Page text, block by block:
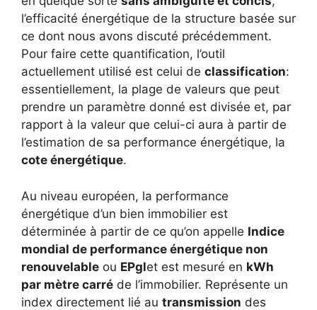
l’efficacité énergétique de la structure basée sur
ce dont nous avons discuté précédemment.
Pour faire cette quantification, l’outil
actuellement utilisé est celui de classification:
essentiellement, la plage de valeurs que peut
prendre un paramètre donné est divisée et, par
rapport à la valeur que celui-ci aura à partir de
l’estimation de sa performance énergétique, la
cote énergétique.
Au niveau européen, la performance
énergétique d’un bien immobilier est
déterminée à partir de ce qu’on appelle Indice
mondial de performance énergétique non
renouvelable ou EPglet est mesuré en kWh
par mètre carré de l’immobilier. Représente un
index directement lié au transmission des